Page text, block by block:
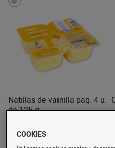
Natillas de vainilla paq. 4 u.
de 125 g
1,15 €/u.
COOKIES